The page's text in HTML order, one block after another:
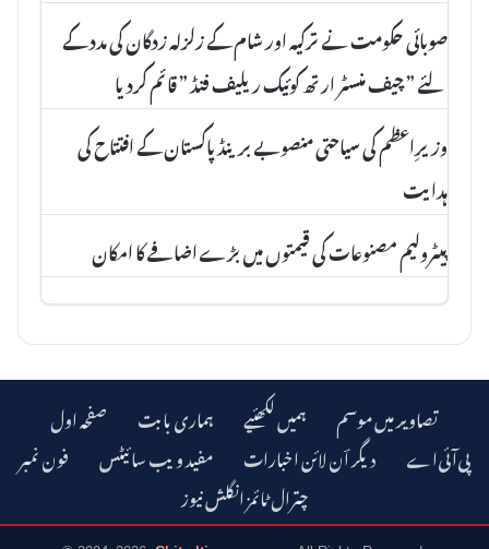
صوبائی حکومت نے ترکیہ اور شام کے زلزلہ زدگان کی مدد کے
لئے ” چیف منسٹر ارتھ کوئیک ریلیف فنڈ ” قائم کردیا
وزیرِاعظم کی سیاحتی منصوبے برینڈ پاکستان کے افتتاح کی
ہدایت
پیٹرولیم مصنوعات کی قیمتوں میں بڑے اضافے کا امکان
صفحہ اول ہماری بابت ہمیں لکھئیے
تصاویر میں موسم
فون نمبر
مفید ویب سائیٹس دیگر اؔن لائن اخبارات
چترال ٹائمز انگلش نیوز